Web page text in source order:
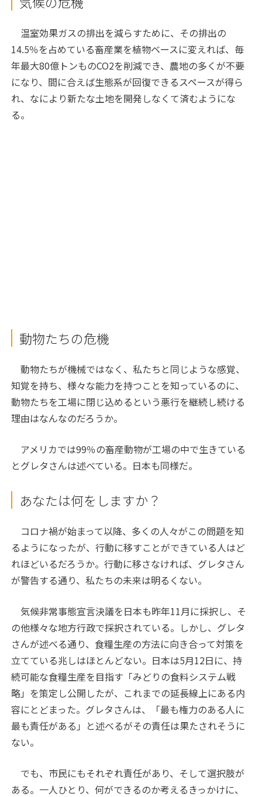
温室効果ガスの排出を減らすために、その排出の
14.5％を占めている畜産業を植物ベースに変えれば、毎
年最大80億トンものCO2を削減でき、農地の多くが不要
になり、間に合えば生態系が回復できるスペースが得ら
れ、なにより新たな土地を開発しなくて済むようにな
る。
動物たちの危機
動物たちが機械ではなく、私たちと同じような感覚、
知覚を持ち、様々な能力を持つことを知っているのに、
動物たちを工場に閉じ込めるという悪行を継続し続ける
理由はなんなのだろうか。
アメリカでは99％の畜産動物が工場の中で生きている
とグレタさんは述べている。日本も同様だ。
あなたは何をしますか？
コロナ禍が始まって以降、多くの人々がこの問題を知
るようになったが、行動に移すことができている人はど
れほどいるだろうか。行動に移さなければ、グレタさん
が警告する通り、私たちの未来は明るくない。
気候非常事態宣言決議を日本も昨年11月に採択し、そ
の他様々な地方行政で採択されている。しかし、グレタ
さんが述べる通り、食糧生産の方法に向き合って対策を
立てている兆しはほとんどない。日本は5月12日に、持
続可能な食糧生産を目指す「みどりの食料システム戦
略」を策定し公開したが、これまでの延長線上にある内
容にとどまった。グレタさんは、「最も権力のある人に
最も責任がある」と述べるがその責任は果たされそうに
ない。
でも、市民にもそれぞれ責任があり、そして選択肢が
ある。一人ひとり、何ができるのか考えるきっかけに、